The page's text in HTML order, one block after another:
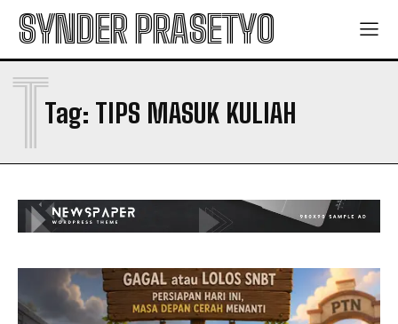
SYNDER PRASETYO
Tag: TIPS MASUK KULIAH
T